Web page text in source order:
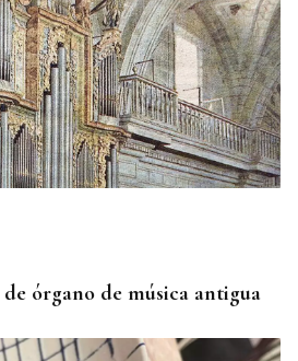
órgano de música antigua